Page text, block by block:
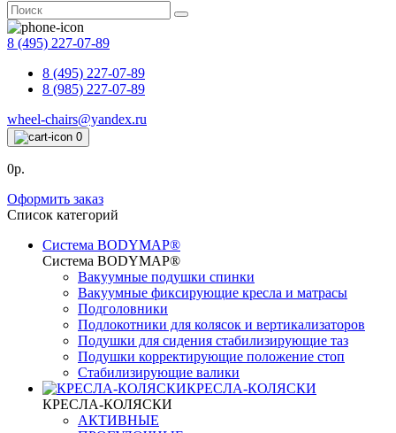
8 (495) 227-07-89
8 (495) 227-07-89
8 (985) 227-07-89
wheel-chairs@yandex.ru
0
0р.
Оформить заказ
Список категорий
Система BODYMAP®
Система BODYMAP®
Вакуумные подушки спинки
Вакуумные фиксирующие кресла и матрасы
Подголовники
Подлокотники для колясок и вертикализаторов
Подушки для сидения стабилизирующие таз
Подушки корректирующие положение стоп
Стабилизирующие валики
КРЕСЛА-КОЛЯСКИ
КРЕСЛА-КОЛЯСКИ
АКТИВНЫЕ